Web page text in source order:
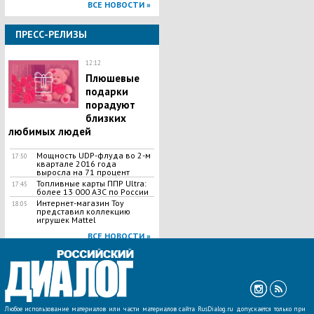
ВСЕ НОВОСТИ »
ПРЕСС-РЕЛИЗЫ
12:12
Плюшевые
подарки
порадуют
близких
любимых людей
17:50
Мощность UDP-флуда во 2-м
квартале 2016 года
выросла на 71 процент
17:45
Топливные карты ППР Ultra:
более 13 000 АЗС по России
18:05
Интернет-магазин Toy
представил коллекцию
игрушек Mattel
ВСЕ НОВОСТИ »
Любое использование материалов или части материалов сайта RusDialog.ru допускается только при